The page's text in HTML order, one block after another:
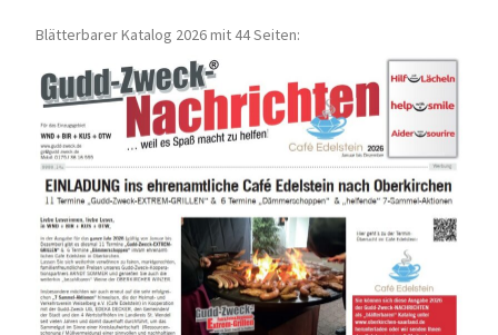
Blätterbarer Katalog 2026 mit 44 Seiten: